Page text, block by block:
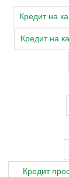
Кредит на
Кредит на
Кредит